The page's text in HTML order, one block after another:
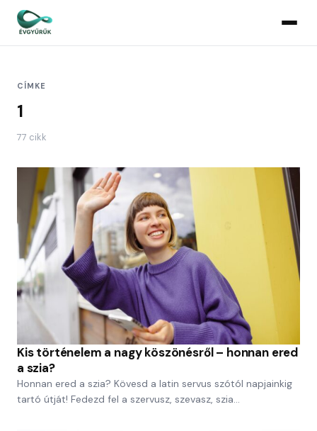
CÍMKE
1
77 cikk
Kis történelem a nagy köszönésről – honnan ered
a szia?
Honnan ered a szia? Kövesd a latin servus szótól napjainkig
tartó útját! Fedezd fel a szervusz, szevasz, szia…